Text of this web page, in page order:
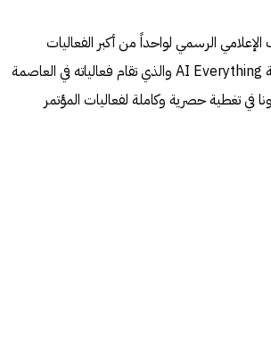
الرسمي لواحداً من أكبر الفعاليات
التكنولوجية في المنطقة AI Everything والذي تقام فعالياته في العاصمة
في تغطية حصرية وكاملة لفعاليات المؤتمر